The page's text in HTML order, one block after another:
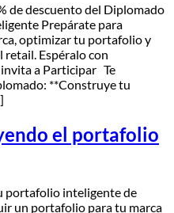
de descuento del Diplomado
Prepárate para
optimizar tu portafolio y
retail. Espéralo con
a Participar Te
**Construye tu
el portafolio
portafolio inteligente de
un portafolio para tu marca